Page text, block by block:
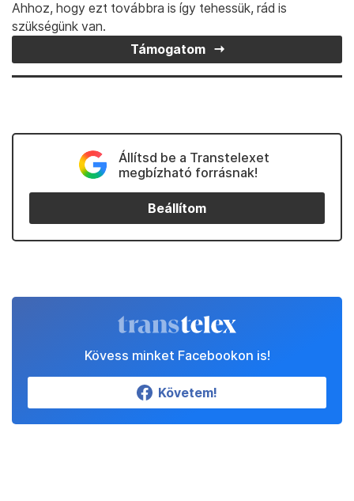
Ahhoz, hogy ezt továbbra is így tehessük, rád is
szükségünk van.
Támogatom
Állítsd be a Transtelexet
megbízható forrásnak!
Beállítom
Kövess minket Facebookon is!
Követem!